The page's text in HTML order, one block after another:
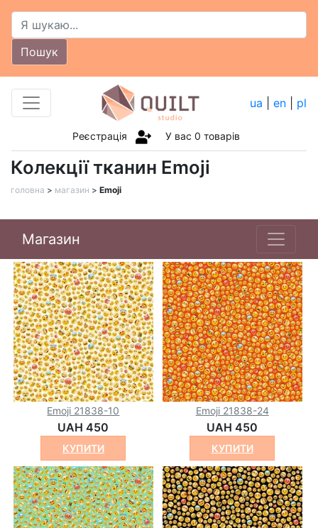
Пошук
ua en pl
Реєстрація У вас 0 товарів
Колекції тканин Emoji
головна > магазин > Emoji
Магазин
Emoji 21838-10
UAH 450
КУПИТИ
Emoji 21838-24
UAH 450
КУПИТИ